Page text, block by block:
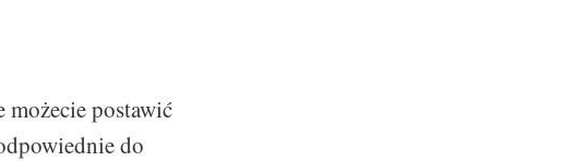
możecie postawić
do